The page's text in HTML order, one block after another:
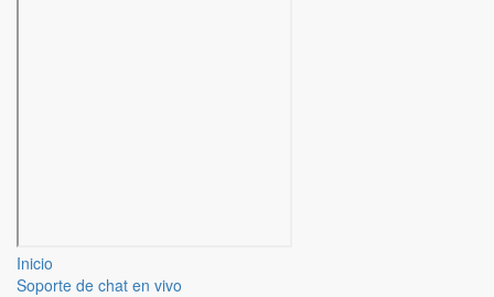
Inicio
Soporte de chat en vivo